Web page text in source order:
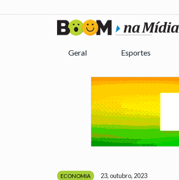
Geral Esportes
ECONOMIA 23, outubro, 2023